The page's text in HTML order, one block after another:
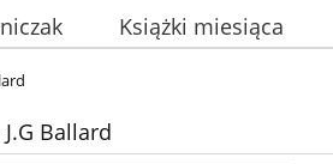
Książki miesiąca
Ballard